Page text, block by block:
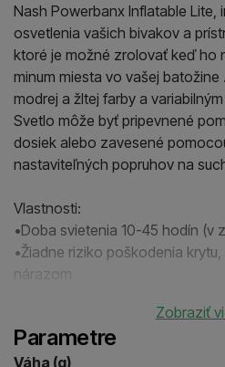
Nash Powerbanx Inflatable
osvetlenia vašich bivakov a
ktoré je možné zrolovať keď ho
minum miesta vo vašej batožine
modrej a žltej farby a
Svetlo môže byť pripevnené
dosiek alebo zavesené
nastaviteľných popruhov na
Vlastnosti:
•Doba svietenia 10-45 hodín (v
•Žiadne riziko poškodenia
nárazom
•Integrované pútka na
popruhy na suchý zips
Zobraziť
Parametre
Váha (g)